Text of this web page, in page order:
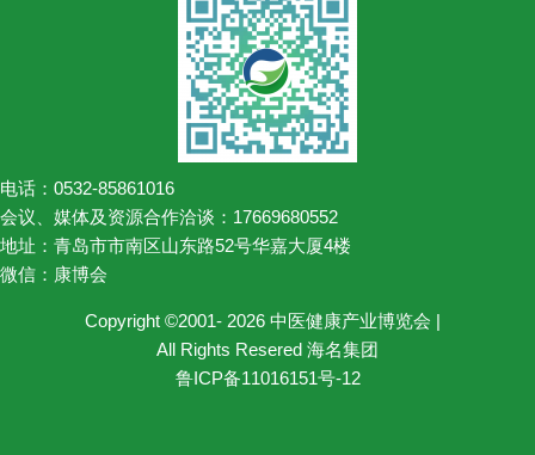
电话：0532-85861016
会议、媒体及资源合作洽谈：17669680552
地址：青岛市市南区山东路52号华嘉大厦4楼
微信：康博会
Copyright ©2001- 2026 中医健康产业博览会 |
All Rights Resered 海名集团
鲁ICP备11016151号-12